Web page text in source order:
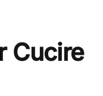
Cucire